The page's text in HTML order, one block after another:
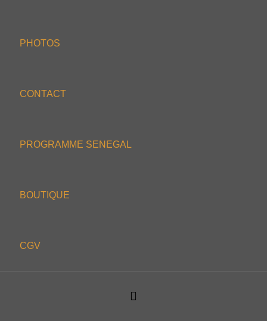
PHOTOS
CONTACT
PROGRAMME SENEGAL
BOUTIQUE
CGV